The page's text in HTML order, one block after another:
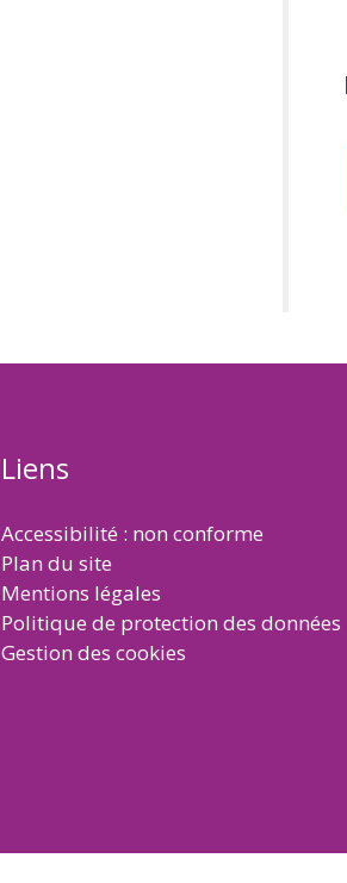
Liens
Accessibilité : non conforme
Plan du site
Mentions légales
Politique de protection des données
Gestion des cookies